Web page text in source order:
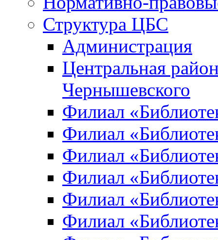
Структура ЦБС
Администрация
Центральная
Чернышевского
Филиал
Филиал
Филиал
Филиал
Филиал
Филиал